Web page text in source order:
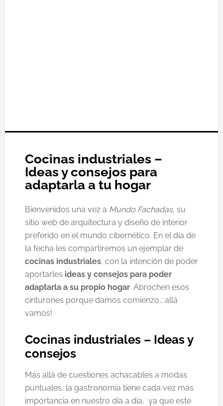
Cocinas industriales –
Ideas y consejos para
adaptarla a tu hogar
Bienvenidos una vez a Mundo Fachadas, su
sitio web de arquitectura y diseño de interior
preferido en el mundo cibernético. En el día de
la fecha les compartiremos un ejemplar de
cocinas industriales, con la intención de poder
aportarles ideas y consejos para poder
adaptarla a su propio hogar. Abrochen esos
cinturones porque damos comienzo… allá
vamos!
Cocinas industriales – Ideas y
consejos
Más allá de cuestiones achacables a modas
puntuales, la gastronomía tiene cada vez más
importancia en nuestro día a día, ya que este